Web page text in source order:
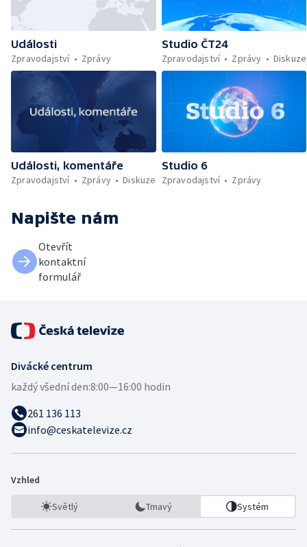
Události
Zpravodajství
Zprávy
Studio ČT24
Zpravodajství
Zprávy Diskuze
Události, komentáře
Zpravodajství
Zprávy Diskuze
Studio 6
Zpravodajství
Zprávy
Napište nám
Otevřít
kontaktní
formulář
Divácké centrum
každý všední den:8:00—16:00 hodin
261 136 113
info@ceskatelevize.cz
Vzhled
Světlý Tmavý Systém